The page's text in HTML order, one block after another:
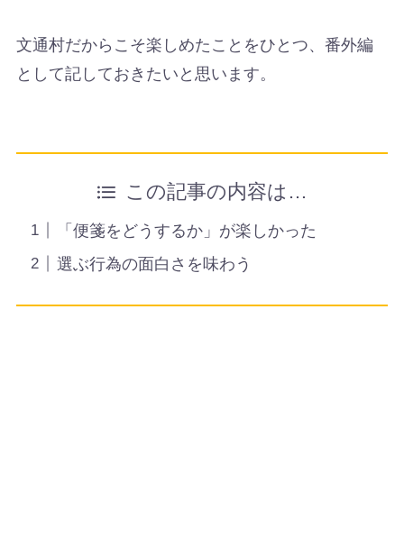
文通村だからこそ楽しめたことをひとつ、番外編
として記しておきたいと思います。
この記事の内容は…
「便箋をどうするか」が楽しかった
選ぶ行為の面白さを味わう